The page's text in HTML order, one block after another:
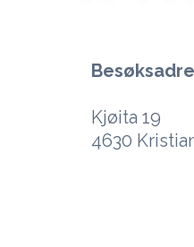
Kjøita 19
4630